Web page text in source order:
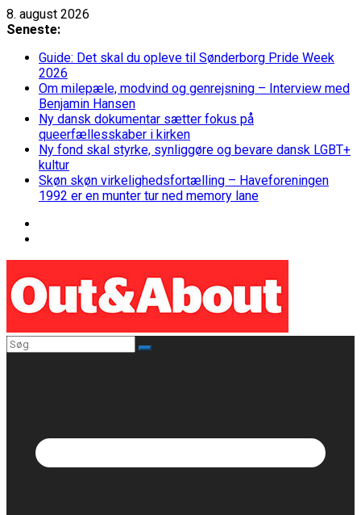
Skip
to
8. august 2026
Seneste:
Guide: Det skal du opleve til Sønderborg Pride Week
2026
Om milepæle, modvind og genrejsning – Interview med
Benjamin Hansen
Ny dansk dokumentar sætter fokus på
queerfællesskaber i kirken
Ny fond skal styrke, synliggøre og bevare dansk LGBT+
kultur
Skøn skøn virkelighedsfortælling – Haveforeningen
1992 er en munter tur ned memory lane